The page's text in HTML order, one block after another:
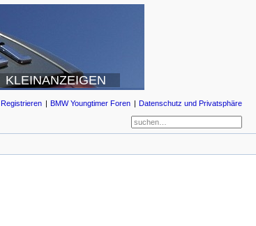
KLEINANZEIGEN
Registrieren BMW Youngtimer Foren Datenschutz und Privatsphäre